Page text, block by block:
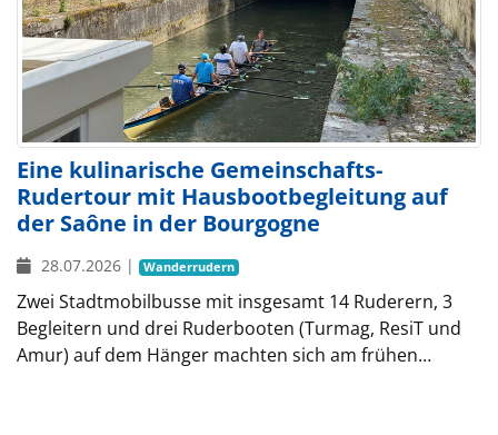
Eine kulinarische Gemeinschafts-
Rudertour mit Hausbootbegleitung auf
der Saône in der Bourgogne
28.07.2026 | Wanderrudern
Zwei Stadtmobilbusse mit insgesamt 14 Ruderern, 3
Begleitern und drei Ruderbooten (Turmag, ResiT und
Amur) auf dem Hänger machten sich am frühen…